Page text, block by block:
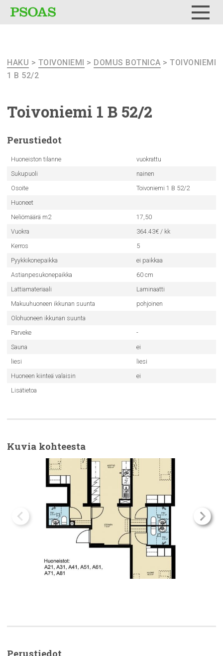
HAKU > TOIVONIEMI > DOMUS BOTNICA > TOIVONIEMI
1 B 52/2
Toivoniemi 1 B 52/2
Perustiedot
Huoneiston tilanne
vuokrattu
Sukupuoli
nainen
Osoite
Toivoniemi 1 B 52/2
Huoneet
Neliömäärä m2
17,50
Vuokra
364.43€ / kk
Kerros
5
Pyykkikonepaikka
ei paikkaa
Astianpesukonepaikka
60 cm
Lattiamateriaali
Laminaatti
Makuuhuoneen ikkunan suunta
pohjoinen
Olohuoneen ikkunan suunta
Parveke
-
Sauna
ei
liesi
liesi
Huoneen kiinteä valaisin
ei
Lisätietoa
Kuvia kohteesta
Perustiedot